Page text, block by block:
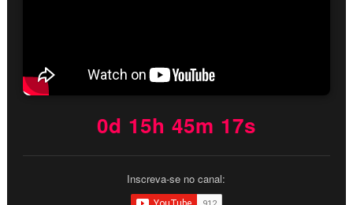
0d 15h 45m 16s
Inscreva-se no canal: